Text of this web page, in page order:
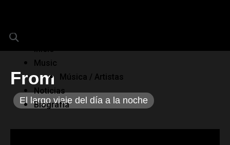
Inicio
Music
Música / Artistas
Noticias
Biografía
From
El largo viaje del día a la noche